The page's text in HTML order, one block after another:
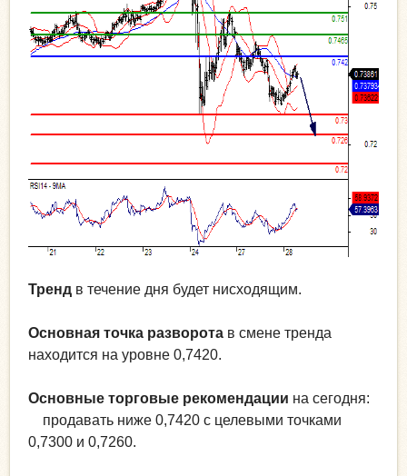
Тренд в течение дня будет нисходящим.
Основная точка разворота в смене тренда
находится на уровне 0,7420.
Основные торговые рекомендации на сегодня:
продавать ниже 0,7420 с целевыми точками
0,7300 и 0,7260.